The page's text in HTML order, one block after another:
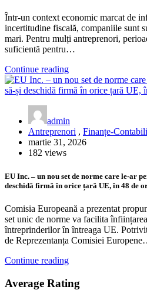
Într-un context economic marcat de
incertitudine fiscală, companiile sunt
mari. Pentru mulți antreprenori,
suficientă pentru…
Continue reading
admin
Antreprenori , Finanțe-
martie 31, 2026
182 views
EU Inc. – un nou set de norme care le-ar
deschidă firmă în orice țară UE, în 48 de
Comisia Europeană a prezentat
set unic de norme va facilita
întreprinderilor în întreaga UE.
de Reprezentanța Comisiei
Continue reading
Average Rating